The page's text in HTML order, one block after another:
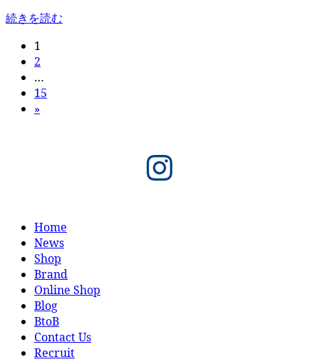
続きを読む
投
稿
の
固
定
ペ
ー
ジ
1
固
定
ペ
ー
2
…
固
定
15
»
Instagram
Home
News
Shop
Brand
Online Shop
Blog
BtoB
Contact Us
Recruit